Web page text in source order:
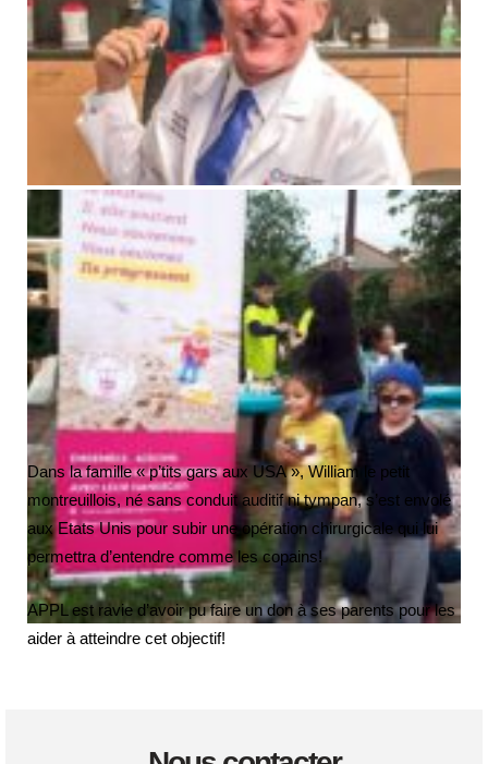
Dans la famille « p’tits gars aux USA », William le petit
montreuillois, né sans conduit auditif ni tympan, s’est envolé
aux Etats Unis pour subir une opération chirurgicale qui lui
permettra d’entendre comme les copains!
APPL est ravie d’avoir pu faire un don à ses parents pour les
aider à atteindre cet objectif!